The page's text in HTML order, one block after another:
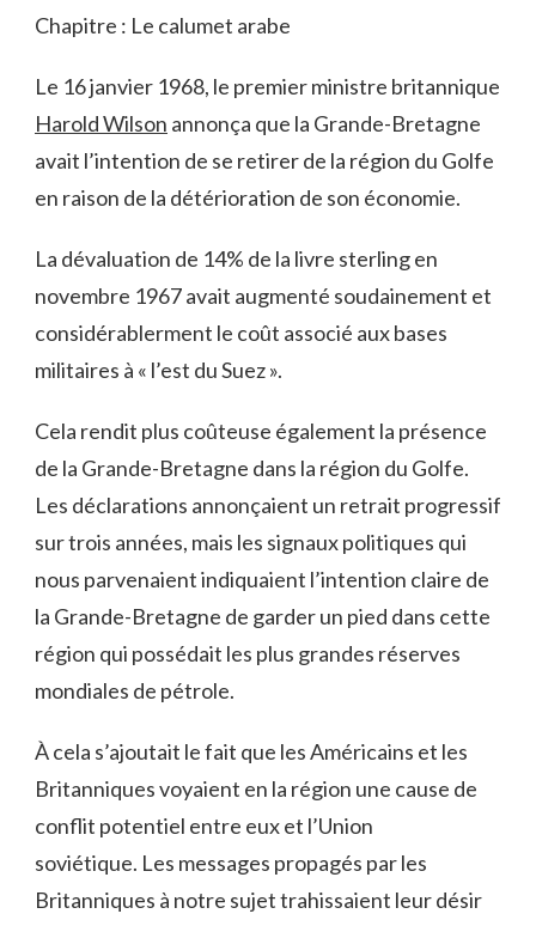
Chapitre : Le calumet arabe
Le 16 janvier 1968, le premier ministre britannique
Harold Wilson annonça que la Grande-Bretagne
avait l’intention de se retirer de la région du Golfe
en raison de la détérioration de son économie.
La dévaluation de 14% de la livre sterling en
novembre 1967 avait augmenté soudainement et
considérablerment le coût associé aux bases
militaires à « l’est du Suez ».
Cela rendit plus coûteuse également la présence
de la Grande-Bretagne dans la région du Golfe.
Les déclarations annonçaient un retrait progressif
sur trois années, mais les signaux politiques qui
nous parvenaient indiquaient l’intention claire de
la Grande-Bretagne de garder un pied dans cette
région qui possédait les plus grandes réserves
mondiales de pétrole.
À cela s’ajoutait le fait que les Américains et les
Britanniques voyaient en la région une cause de
conflit potentiel entre eux et l’Union
soviétique. Les messages propagés par les
Britanniques à notre sujet trahissaient leur désir